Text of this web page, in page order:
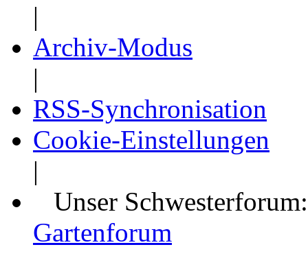
|
Archiv-Modus
|
RSS-Synchronisation
Cookie-Einstellungen
|
Unser
Gartenforum